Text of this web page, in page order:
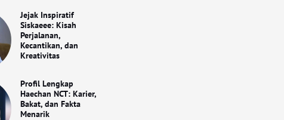
Jejak Inspiratif
Siskaeee: Kisah
Perjalanan,
Kecantikan, dan
Kreativitas
Profil Lengkap
Haechan NCT: Karier,
Bakat, dan Fakta
Menarik